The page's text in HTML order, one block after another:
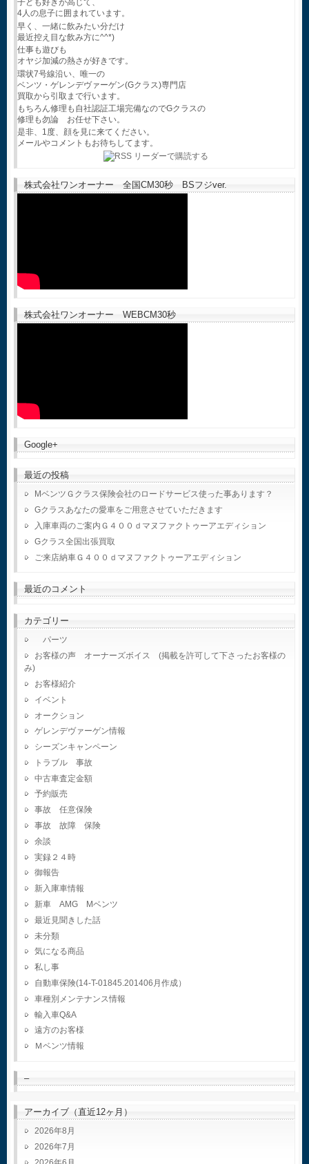
子ども好きが高じて、
4人の息子に囲まれています。
早く、一緒に飲みたい分だけ
最近控え目な飲み方に^^*)
仕事も遊びも
オヤジ加減の熱さが好きです。
環状7号線沿い、唯一の
ベンツ・ゲレンデヴァーゲン(Gクラス)専門店
買取から引取まで行います。
もちろん修理も自社認証工場完備なのでGクラスの
修理も勿論 お任せ下さい。
是非、1度、顔を見に来てください。
メールやコメントもお待ちしてます。
株式会社ワンオーナー 全国CM30秒 BSフジver.
株式会社ワンオーナー WEBCM30秒
Google+
最近の投稿
MベンツＧクラス保険会社のロードサービス使った事あります？
Gクラスあなたの愛車をご用意させていただきます
入庫車両のご案内Ｇ４００ｄマヌファクトゥーアエディション
Gクラス全国出張買取
ご来店納車Ｇ４００ｄマヌファクトゥーアエディション
最近のコメント
カテゴリー
パーツ
お客様の声 オーナーズボイス (掲載を許可して下さったお客様の
み)
お客様紹介
イベント
オークション
ゲレンデヴァーゲン情報
シーズンキャンペーン
トラブル 事故
中古車査定金額
予約販売
事故 任意保険
事故 故障 保険
余談
実録２４時
御報告
新入庫車情報
新車 AMG Mベンツ
最近見聞きした話
未分類
気になる商品
私し事
自動車保険(14-T-01845.201406月作成）
車種別メンテナンス情報
輸入車Q&A
遠方のお客様
Ｍベンツ情報
–
アーカイブ（直近12ヶ月）
2026年8月
2026年7月